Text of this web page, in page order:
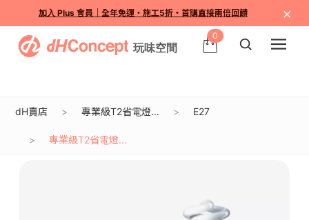
加入 Plus 會員｜全年免運・施工5折・首購直接兩倍回饋 ×
0
dH賣店 專業級T2省電燈... E27
專業級T2省電燈...